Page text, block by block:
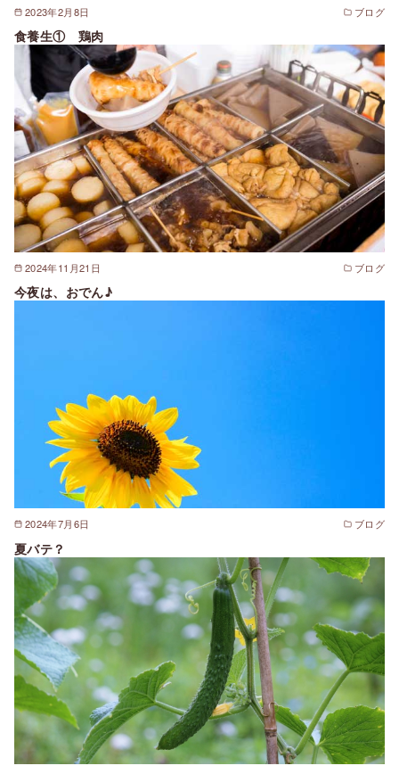
2023年2月8日 ブログ
食養生① 鶏肉
2024年11月21日 ブログ
今夜は、おでん♪
2024年7月6日 ブログ
夏バテ？